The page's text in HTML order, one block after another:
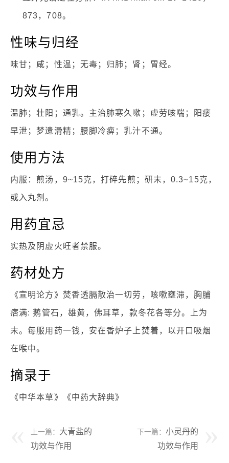
873，708。
性味与归经
味甘；咸；性温；无毒；归肺；肾；胃经。
功效与作用
温肺；壮阳；通乳。主治肺寒久嗽；虚劳咳喘；阳痿
早泄；梦遗滑精；腰脚冷痹；乳汁不通。
使用方法
内服：煎汤，9~15克，打碎先煎；研末，0.3~15克，
或入丸剂。
用药宜忌
实热及阴虚火旺者禁服。
药材处方
《宣明论方》焚香透膈散治一切劳，咳嗽壅滞，胸脯
痞满: 鹅管石，雄黄，佛耳草，款冬花各等分。上为
末。每服用药一钱，安在香炉子上焚着，以开口吸烟
在喉中。
摘录于
《中华本草》《中药大辞典》
上一篇： 大青盐的
功效与作用
下一篇： 小灵丹的
功效与作用